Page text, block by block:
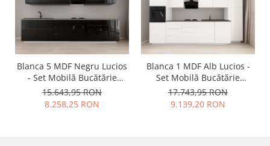
Blanca 5 MDF Negru Lucios
- Set Mobilă Bucătărie
Modulară Modernă MDF
3.6m Premium
Configurabilă deschidere
Mânere/Push to Open
15.643,95 RON
8.258,25 RON
Blanca 1 MDF Alb Lucios -
Set Mobilă Bucătărie
Modulară Modernă MDF
3.6m Premium
Configurabilă Deschidere
Mânere/Push to Open
17.743,95 RON
9.139,20 RON